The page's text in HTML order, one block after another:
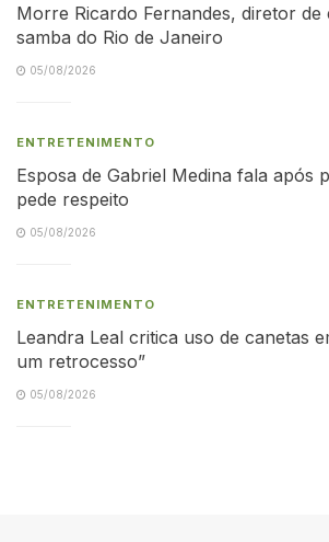
Morre Ricardo Fernandes, diretor de
samba do Rio de Janeiro
05/08/2026
ENTRETENIMENTO
Esposa de Gabriel Medina fala após
pede respeito
05/08/2026
ENTRETENIMENTO
Leandra Leal critica uso de canetas
um retrocesso”
05/08/2026